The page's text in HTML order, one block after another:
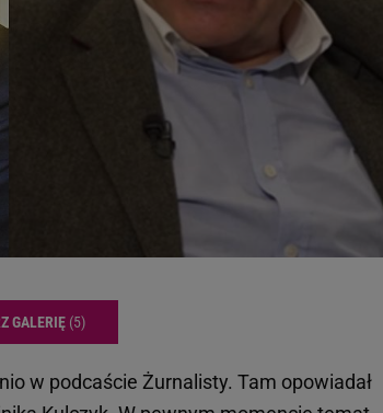
GALERIĘ (5)
w podcaście Żurnalisty. Tam opowiadał